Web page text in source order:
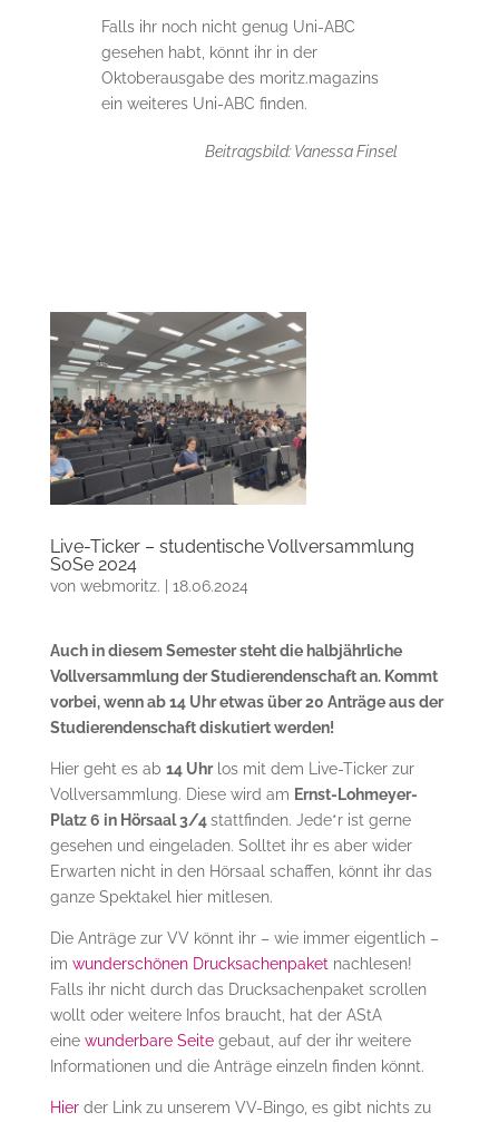
Falls ihr noch nicht genug Uni-ABC
gesehen habt, könnt ihr in der
Oktoberausgabe des moritz.magazins
ein weiteres Uni-ABC finden.
Beitragsbild: Vanessa Finsel
Live-Ticker – studentische Vollversammlung
SoSe 2024
von webmoritz. 18.06.2024
Auch in diesem Semester steht die halbjährliche
Vollversammlung der Studierendenschaft an. Kommt
vorbei, wenn ab 14 Uhr etwas über 20 Anträge aus der
Studierendenschaft diskutiert werden!
Hier geht es ab 14 Uhrlos mit dem Live-Ticker zur
Vollversammlung. Diese wird am Ernst-Lohmeyer-
Platz 6 in Hörsaal 3/4stattfinden. Jede*r ist gerne
gesehen und eingeladen. Solltet ihr es aber wider
Erwarten nicht in den Hörsaal schaffen, könnt ihr das
ganze Spektakel hier mitlesen.
Die Anträge zur VV könnt ihr – wie immer eigentlich –
im wunderschönen Drucksachenpaket nachlesen!
Falls ihr nicht durch das Drucksachenpaket scrollen
wollt oder weitere Infos braucht, hat der AStA
eine wunderbare Seitegebaut, auf der ihr weitere
Informationen und die Anträge einzeln finden könnt.
Hierder Link zu unserem VV-Bingo, es gibt nichts zu